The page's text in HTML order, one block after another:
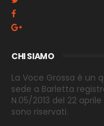
CHI SIAMO
La Voce Grossa è un
sede a Barletta
N.05/2013 del 22
sono riservati.